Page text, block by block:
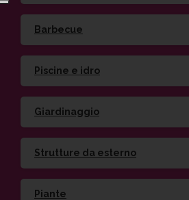
Barbecue
Piscine e idro
Giardinaggio
Strutture da esterno
Piante